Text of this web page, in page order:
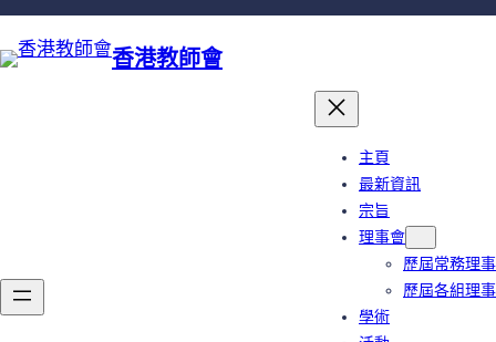
跳
主
香港教師會
主頁
最新資訊
宗旨
理事會
歷屆常務理事
歷屆各組理事
學術